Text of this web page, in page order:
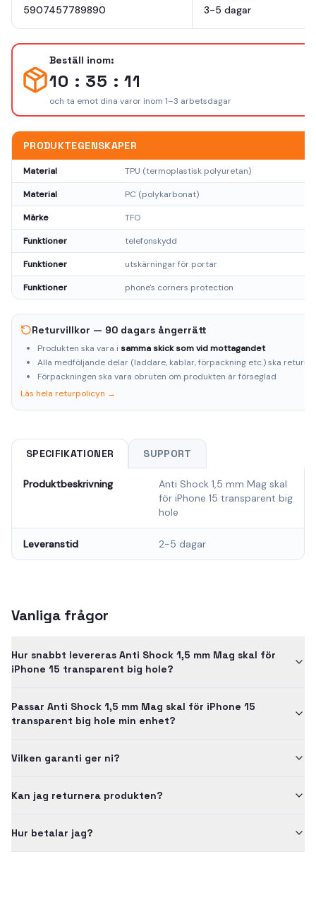
5907457789890 3-5 dagar
Beställ inom:
10 : 35 : 11
och ta emot dina varor inom 1–3 arbetsdagar
PRODUKTEGENSKAPER
Material TPU (termoplastisk polyuretan)
Material PC (polykarbonat)
Märke TFO
Funktioner telefonskydd
Funktioner utskärningar för portar
Funktioner phone's corners protection
Returvillkor — 90 dagars ångerrätt
Produkten ska vara i samma skick som vid mottagandet
Alla medföljande delar (laddare, kablar, förpackning etc.) ska
Förpackningen ska vara obruten om produkten är förseglad
Läs hela returpolicyn →
SPECIFIKATIONER SUPPORT
Produktbeskrivning
Anti Shock 1,5 mm Mag skal
för iPhone 15 transparent big
hole
Leveranstid 2-5 dagar
Vanliga frågor
Hur snabbt levereras Anti Shock 1,5 mm Mag skal för
iPhone 15 transparent big hole?
Passar Anti Shock 1,5 mm Mag skal för iPhone 15
transparent big hole min enhet?
Vilken garanti ger ni?
Kan jag returnera produkten?
Hur betalar jag?